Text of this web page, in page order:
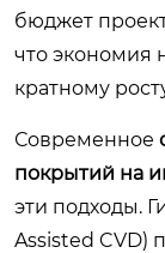
бюджет
что экономия
кратному
Современное
покрытий на
эти подходы.
Assisted CVD)